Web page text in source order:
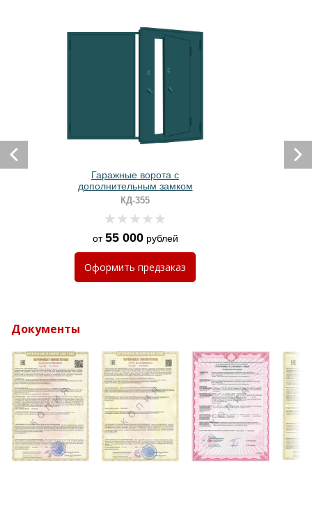
Гаражные ворота с
дополнительным замком
КД-355
от55 000рублей
Оформить предзаказ
Документы